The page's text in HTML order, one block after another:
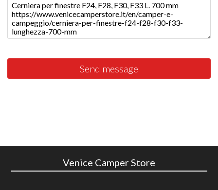
Send message
Venice Camper Store